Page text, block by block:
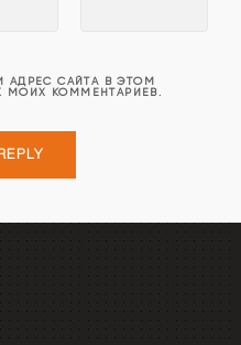
АДРЕС САЙТА В ЭТОМ
МОИХ КОММЕНТАРИЕВ.